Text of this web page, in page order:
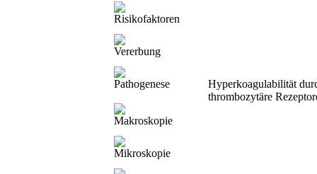
Risikofaktoren
Vererbung
Pathogenese
Hyperkoagulabilität
thrombozytäre
Makroskopie
Mikroskopie